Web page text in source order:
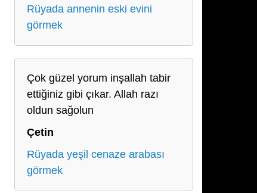
Rüyada annenin eski evini
görmek
Çok güzel yorum inşallah tabir
ettiğiniz gibi çıkar. Allah razı
oldun sağolun
Çetin
Rüyada yeşil cenaze arabası
görmek